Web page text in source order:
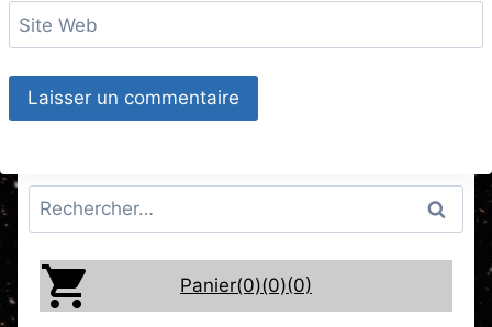
Site Web
Rechercher :
Panier(0)(0)(0)